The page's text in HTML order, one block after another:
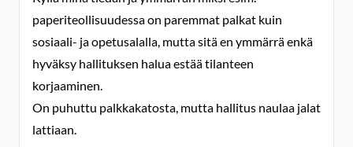
paperiteollisuudessa on paremmat palkat kuin
sosiaali- ja opetusalalla, mutta sitä en ymmärrä enkä
hyväksy hallituksen halua estää tilanteen
korjaaminen.
On puhuttu palkkakatosta, mutta hallitus naulaa jalat
lattiaan.